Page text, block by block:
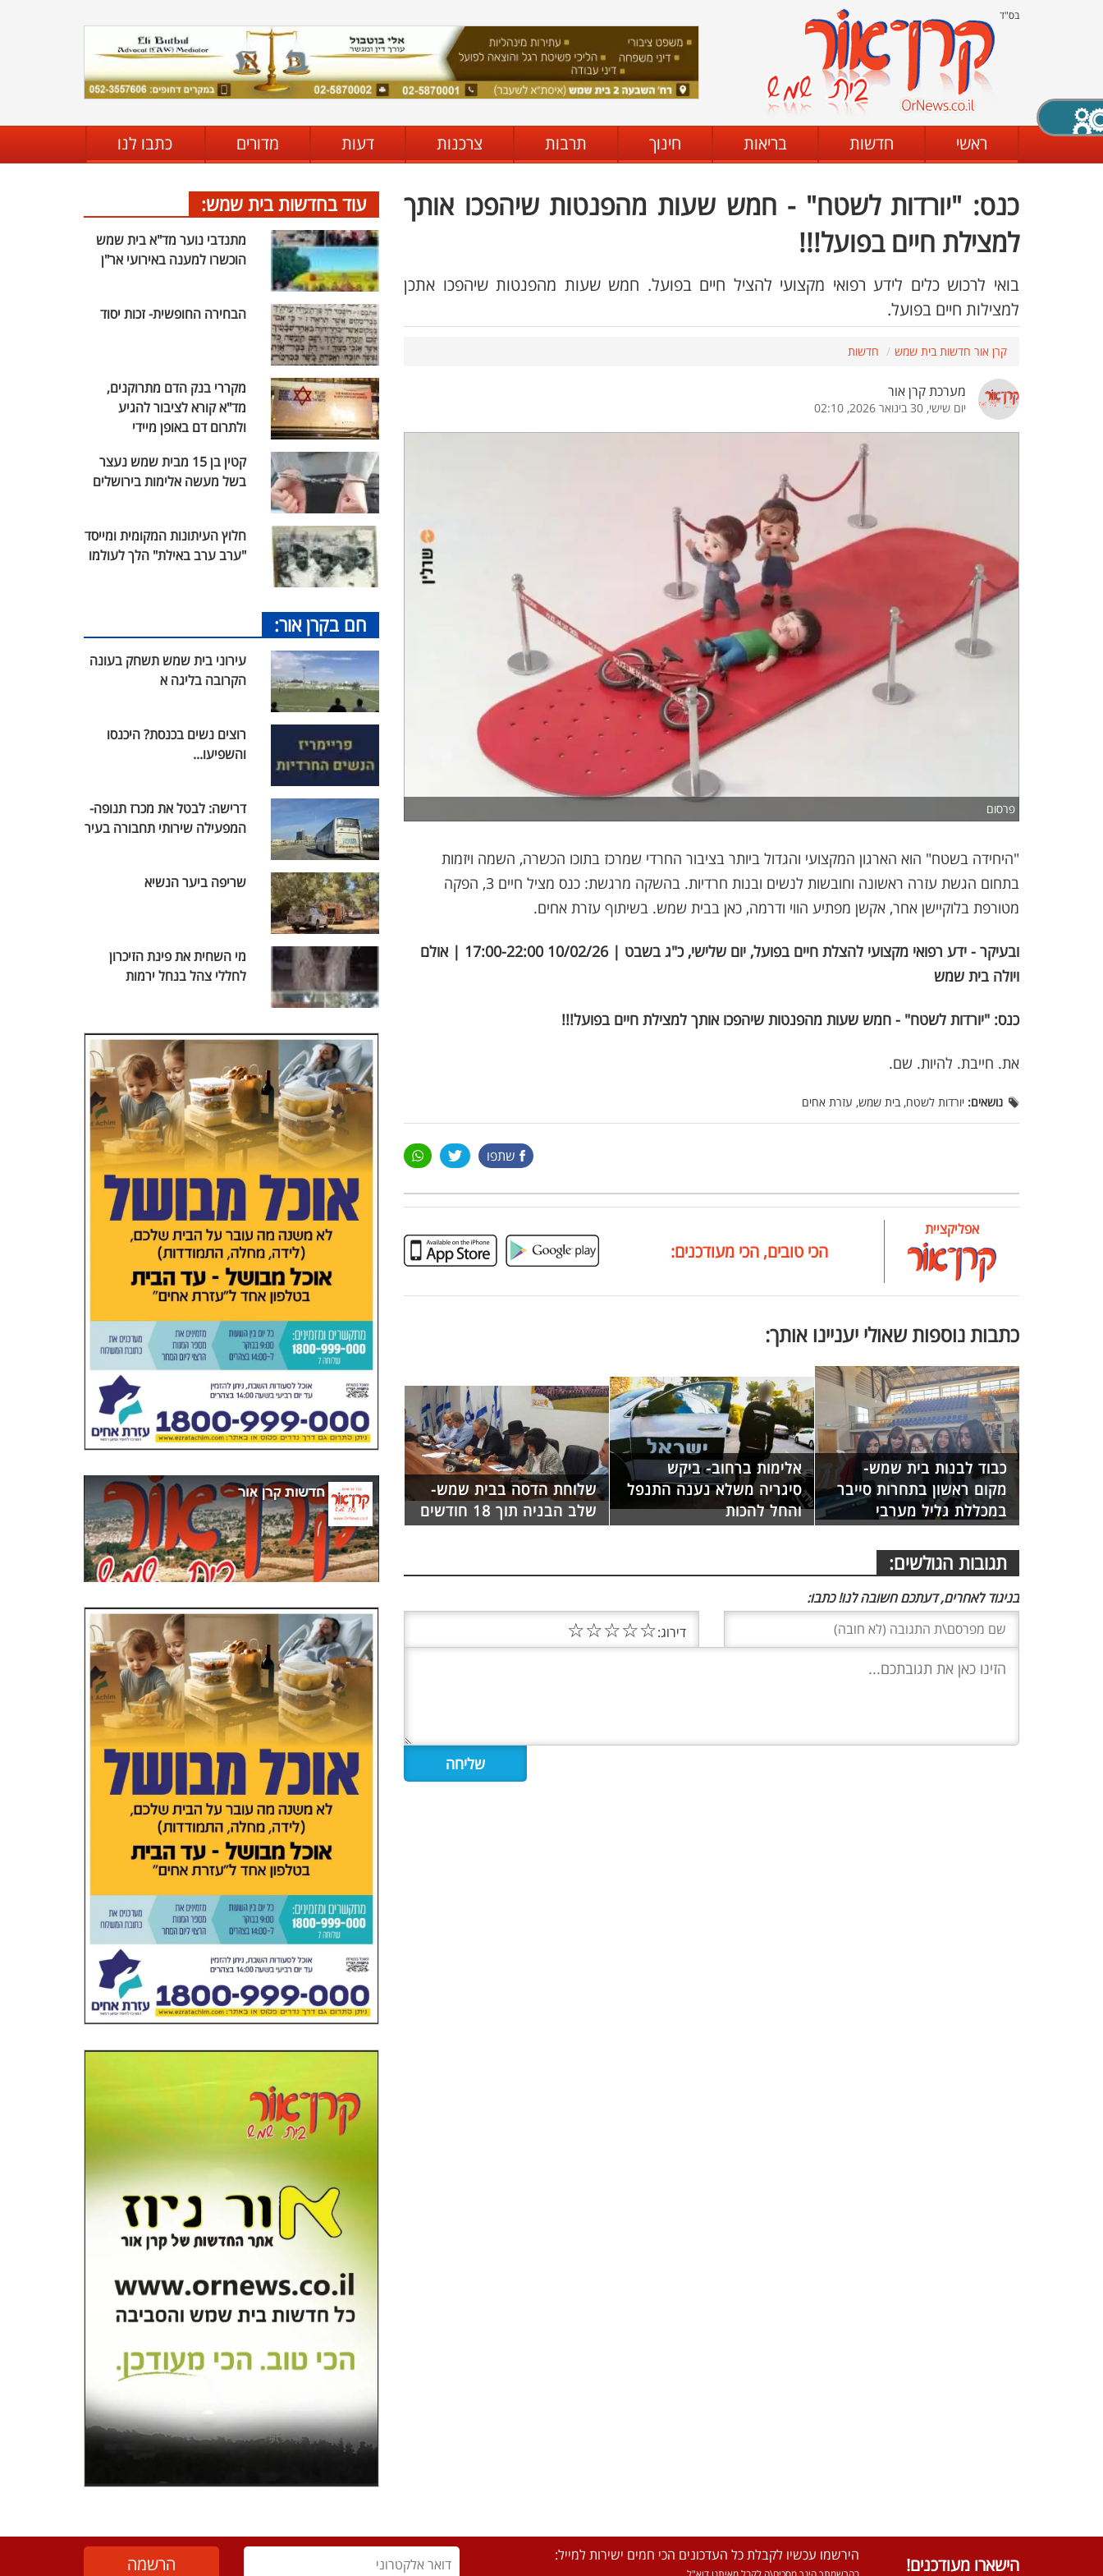
בס"ד
ראשי חדשות בריאות חינוך תרבות צרכנות דעות מדורים כתבו לנו
כנס: "יורדות לשטח" - חמש שעות מהפנטות שיהפכו אותך
למצילת חיים בפועל!!!
בואי לרכוש כלים לידע רפואי מקצועי להציל חיים בפועל. חמש שעות מהפנטות שיהפכו אתכן
למצילות חיים בפועל.
קרן אור חדשות בית שמש חדשות
מערכת קרן אור
יום שישי, 30 בינואר 2026, 02:10
פרסום
"היחידה בשטח" הוא הארגון המקצועי והגדול ביותר בציבור החרדי שמרכז בתוכו הכשרה, השמה ויזמות
בתחום הגשת עזרה ראשונה וחובשות לנשים ובנות חרדיות. בהשקה מרגשת: כנס מציל חיים 3, הפקה
מטורפת בלוקיישן אחר, אקשן מפתיע הווי ודרמה, כאן בבית שמש. בשיתוף עזרת אחים.
ובעיקר - ידע רפואי מקצועי להצלת חיים בפועל, יום שלישי, כ"ג בשבט | 10/02/26 17:00-22:00 | אולם
ויולה בית שמש
כנס: "יורדות לשטח" - חמש שעות מהפנטות שיהפכו אותך למצילת חיים בפועל!!!
את. חייבת. להיות. שם.
נושאים: יורדות לשטח, בית שמש, עזרת אחים
שתפו
אפליקציית
הכי טובים, הכי מעודכנים:
כתבות נוספות שאולי יעניינו אותך:
כבוד לבנות בית שמש-
מקום ראשון בתחרות סייבר
במכללת גליל מערבי
אלימות ברחוב- ביקש
סיגריה משלא נענה התנפל
והחל להכות
שלוחת הדסה בבית שמש-
שלב הבניה תוך 18 חודשים
תגובות הגולשים:
בניגוד לאחרים, דעתכם חשובה לנו! כתבו:
דירוג:☆
☆
☆
☆
☆
עוד בחדשות בית שמש:
מתנדבי נוער מד"א בית שמש
הוכשרו למענה באירועי אר"ן
הבחירה החופשית- זכות יסוד
מקררי בנק הדם מתרוקנים,
מד"א קורא לציבור להגיע
ולתרום דם באופן מיידי
קטין בן 15 מבית שמש נעצר
בשל מעשה אלימות בירושלים
חלוץ העיתונות המקומית ומייסד
"ערב ערב באילת" הלך לעולמו
חם בקרן אור:
עירוני בית שמש תשחק בעונה
הקרובה בליגה א
רוצים נשים בכנסת? היכנסו
והשפיעו...
דרישה: לבטל את מכרז תנופה-
המפעילה שירותי תחבורה בעיר
שריפה ביער הנשיא
מי השחית את פינת הזיכרון
לחללי צהל בנחל ירמות
הישארו מעודכנים! הירשמו עכשיו לקבלת כל העדכונים הכי חמים ישירות למייל:
X סגירה
מצב שחור - לבן קביעת ניגודיות
הדגשת קישורים הדגשת כותרות